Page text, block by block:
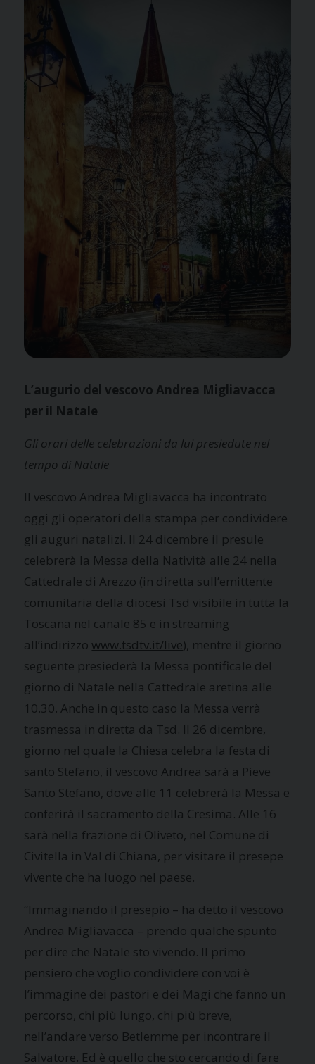
L’augurio del vescovo Andrea Migliavacca
per il Natale
Gli orari delle celebrazioni da lui presiedute nel
tempo di Natale
Il vescovo Andrea Migliavacca ha incontrato
oggi gli operatori della stampa per condividere
gli auguri natalizi. Il 24 dicembre il presule
celebrerà la Messa della Natività alle 24 nella
Cattedrale di Arezzo (in diretta sull’emittente
comunitaria della diocesi Tsd visibile in tutta la
Toscana nel canale 85 e in streaming
all’indirizzo www.tsdtv.it/live), mentre il giorno
seguente presiederà la Messa pontificale del
giorno di Natale nella Cattedrale aretina alle
10.30. Anche in questo caso la Messa verrà
trasmessa in diretta da Tsd. Il 26 dicembre,
giorno nel quale la Chiesa celebra la festa di
santo Stefano, il vescovo Andrea sarà a Pieve
Santo Stefano, dove alle 11 celebrerà la Messa e
conferirà il sacramento della Cresima. Alle 16
sarà nella frazione di Oliveto, nel Comune di
Civitella in Val di Chiana, per visitare il presepe
vivente che ha luogo nel paese.
“Immaginando il presepio – ha detto il vescovo
Andrea Migliavacca – prendo qualche spunto
per dire che Natale sto vivendo. Il primo
pensiero che voglio condividere con voi è
l’immagine dei pastori e dei Magi che fanno un
percorso, chi più lungo, chi più breve,
nell’andare verso Betlemme per incontrare il
Salvatore. Ed è quello che sto cercando di fare